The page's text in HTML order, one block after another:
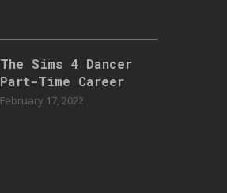
The Sims 4 Dancer
Part-Time Career
February 17, 2022